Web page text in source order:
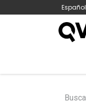
Español